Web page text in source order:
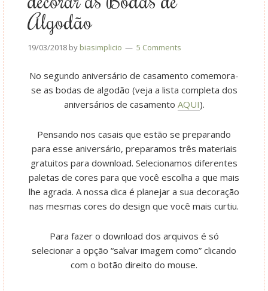
Algodão
19/03/2018 by biasimplicio 5 Comments
No segundo aniversário de casamento comemora-
se as bodas de algodão (veja a lista completa dos
aniversários de casamento AQUI).
Pensando nos casais que estão se preparando
para esse aniversário, preparamos três materiais
gratuitos para download. Selecionamos diferentes
paletas de cores para que você escolha a que mais
lhe agrada. A nossa dica é planejar a sua decoração
nas mesmas cores do design que você mais curtiu.
Para fazer o download dos arquivos é só
selecionar a opção “salvar imagem como” clicando
com o botão direito do mouse.